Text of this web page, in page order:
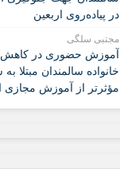
در پیاده‌روی اربعین
مجتبی سلگی
آموزش حضوری در کاهش
خانواده سالمندان مبتلا
مؤثرتر از آموزش